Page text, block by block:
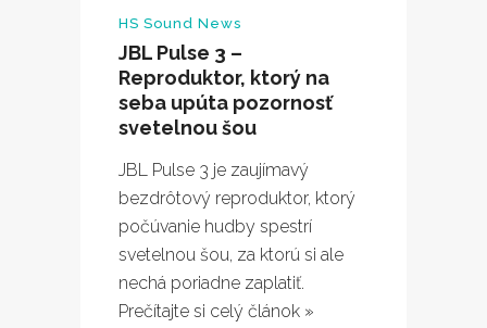
HS Sound News
JBL Pulse 3 –
Reproduktor, ktorý na
seba upúta pozornosť
svetelnou šou
JBL Pulse 3 je zaujímavý
bezdrôtový reproduktor, ktorý
počúvanie hudby spestrí
svetelnou šou, za ktorú si ale
nechá poriadne zaplatiť.
Prečítajte si celý článok »